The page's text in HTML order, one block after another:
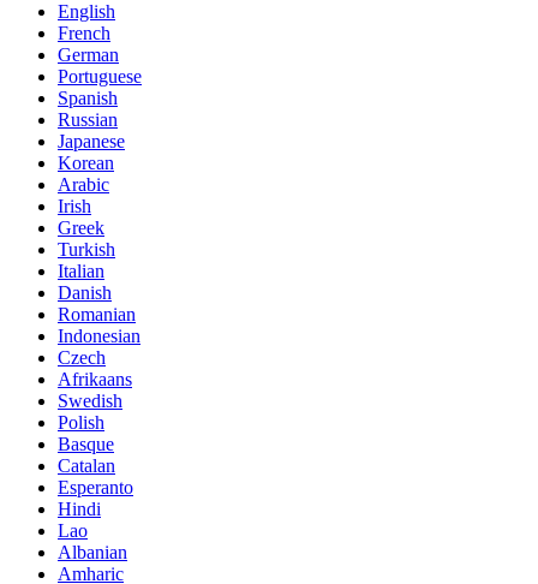
English
French
German
Portuguese
Spanish
Russian
Japanese
Korean
Arabic
Irish
Greek
Turkish
Italian
Danish
Romanian
Indonesian
Czech
Afrikaans
Swedish
Polish
Basque
Catalan
Esperanto
Hindi
Lao
Albanian
Amharic